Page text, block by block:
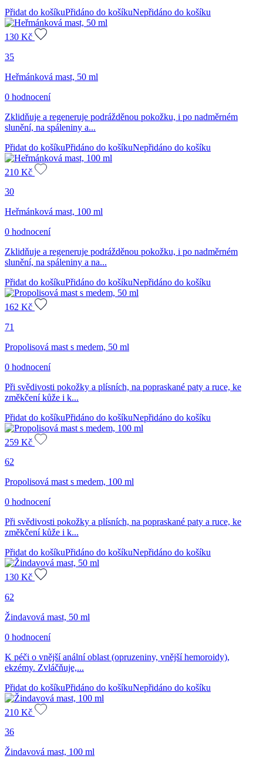
Přidat do košíkuPřidáno do košíkuNepřidáno do košíku
130 Kč
35
Heřmánková mast, 50 ml
0 hodnocení
Zklidňuje a regeneruje podrážděnou pokožku, i po nadměrném
slunění, na spáleniny a...
Přidat do košíkuPřidáno do košíkuNepřidáno do košíku
210 Kč
30
Heřmánková mast, 100 ml
0 hodnocení
Zklidňuje a regeneruje podrážděnou pokožku, i po nadměrném
slunění, na spáleniny a na...
Přidat do košíkuPřidáno do košíkuNepřidáno do košíku
162 Kč
71
Propolisová mast s medem, 50 ml
0 hodnocení
Při svědivosti pokožky a plísních, na popraskané paty a ruce, ke
změkčení kůže i k...
Přidat do košíkuPřidáno do košíkuNepřidáno do košíku
259 Kč
62
Propolisová mast s medem, 100 ml
0 hodnocení
Při svědivosti pokožky a plísních, na popraskané paty a ruce, ke
změkčení kůže i k...
Přidat do košíkuPřidáno do košíkuNepřidáno do košíku
130 Kč
62
Žindavová mast, 50 ml
0 hodnocení
K péči o vnější anální oblast (opruzeniny, vnější hemoroidy),
ekzémy. Zvláčňuje,...
Přidat do košíkuPřidáno do košíkuNepřidáno do košíku
210 Kč
36
Žindavová mast, 100 ml